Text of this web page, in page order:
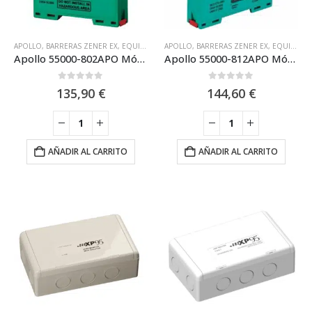
APOLLO, BARRERAS ZENER EX, EQUIPO DIRECCIONABLE APOLLO DISCOVERY XP95
Apollo 55000-802APO Módulo Apollo de doble aislador, Formato Carril DIN, XP95, Discovery
135,90 €
AÑADIR AL CARRITO
APOLLO, BARRERAS ZENER EX, EQUIPO DIRECCIONABLE XP95 APOLLO
Apollo 55000-812APO Módulo Apollo de 1 Zona Convencional en Formato Carril DIN
144,60 €
AÑADIR AL CARRITO